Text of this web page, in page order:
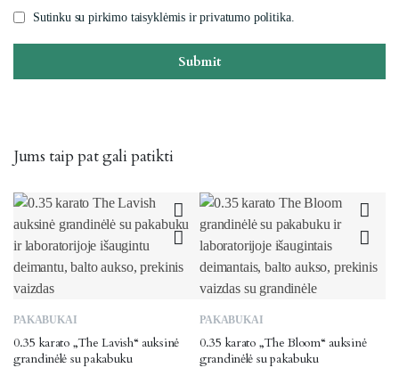
Sutinku su pirkimo taisyklėmis ir privatumo politika.
Submit
Jums taip pat gali patikti
PAKABUKAI
0.35 karato „The Lavish“ auksinė
grandinėlė su pakabuku
PAKABUKAI
0.35 karato „The Bloom“ auksinė
grandinėlė su pakabuku